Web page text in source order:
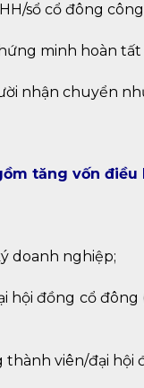
sổ cổ đông
minh hoàn
nhận chuyển
tăng vốn
doanh nghiệp;
hội đồng cổ
viên/đại hội